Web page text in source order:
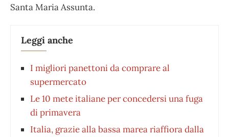
Santa Maria Assunta.
Leggi anche
I migliori panettoni da comprare al
supermercato
Le 10 mete italiane per concedersi una fuga
di primavera
Italia, grazie alla bassa marea riaffiora dalla